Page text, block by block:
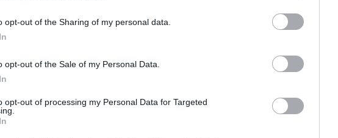
opt-out of the Sharing of my personal data.
opt-out of the Sale of my Personal Data.
opt-out of processing my Personal Data for Targeted
nutildyti šunis – sulaukė bausmės